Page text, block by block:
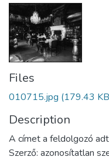
Files
010715.jpg (179.43
Description
A címet a feldolgozó
Szerző: azonosítatlan